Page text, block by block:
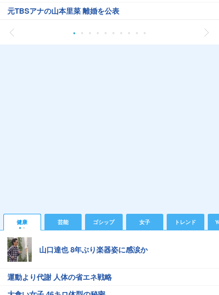
元TBSアナの山本里菜 離婚を公表
健康 芸能 ゴシップ 女子 トレンド
山口達也 8年ぶり楽器姿に感涙か
運動より代謝 人体の省エネ戦略